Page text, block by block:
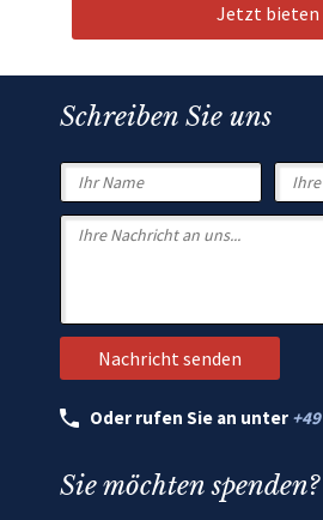
Jetzt bieten
Schreiben Sie uns
Oder rufen Sie an unter
Sie möchten spenden?